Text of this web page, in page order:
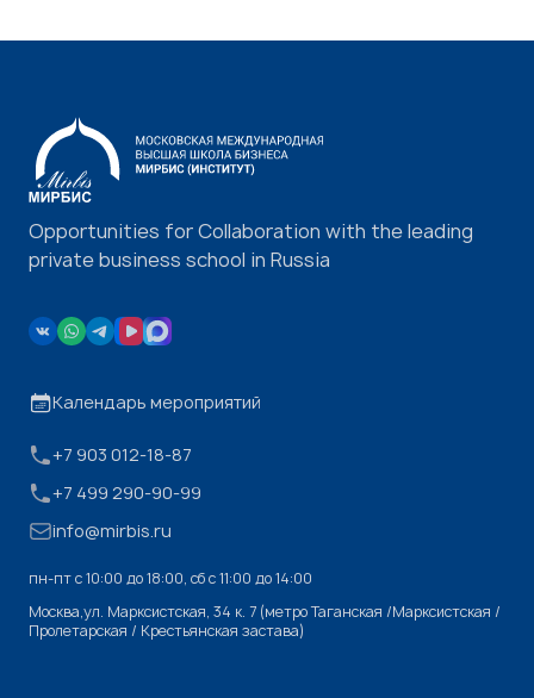
Opportunities for Collaboration with the leading
private business school in Russia
Календарь мероприятий
+7 903 012-18-87
+7 499 290-90-99
info@mirbis.ru
пн-пт с 10:00 до 18:00, cб с 11:00 до 14:00
Москва,ул. Марксистская, 34 к. 7 (метро Таганская /Марксистская /
Пролетарская / Крестьянская застава)